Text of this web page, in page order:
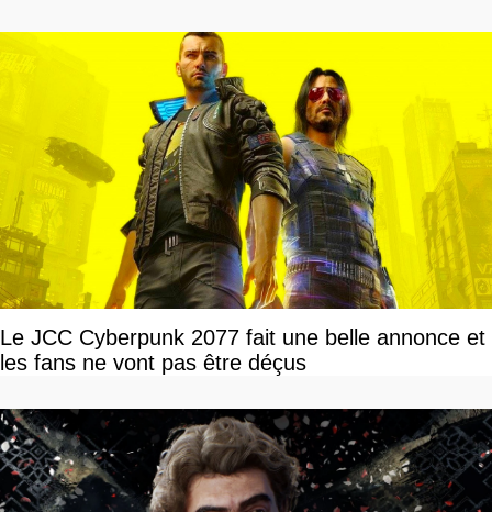
Le JCC Cyberpunk 2077 fait une belle annonce et
les fans ne vont pas être déçus